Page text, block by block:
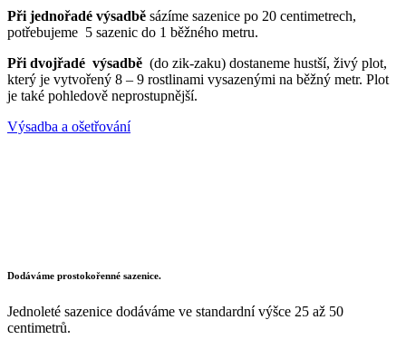
Při jednořadé výsadbě sázíme sazenice po 20 centimetrech,
potřebujeme 5 sazenic do 1 běžného metru.
Při dvojřadé výsadbě (do zik-zaku) dostaneme hustší, živý plot,
který je vytvořený 8 – 9 rostlinami vysazenými na běžný metr. Plot
je také pohledově neprostupnější.
Výsadba a ošetřování
Dodáváme prostokořenné sazenice.
Jednoleté sazenice dodáváme ve standardní výšce 25 až 50
centimetrů.